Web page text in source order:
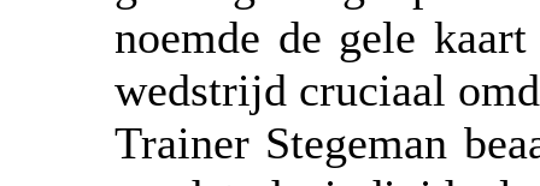
noemde de gele
wedstrijd cruciaal
Trainer Stegeman